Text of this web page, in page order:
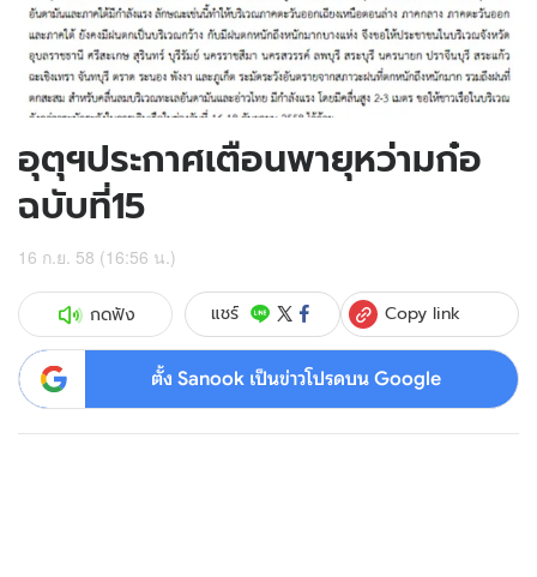
อุตุฯประกาศเตือนพายุหว่ามก๋อ
ฉบับที่15
16 ก.ย. 58 (16:56 น.)
กดฟัง แชร์ Copy link
ตั้ง Sanook เป็นข่าวโปรดบน Google